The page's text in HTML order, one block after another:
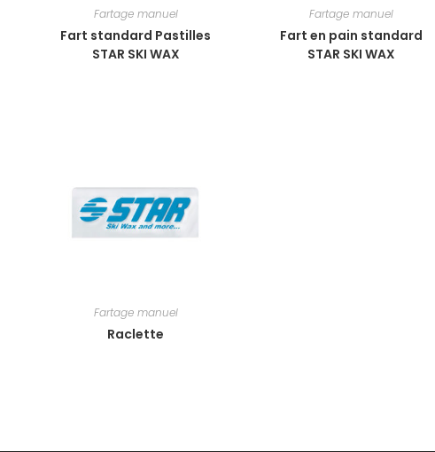
Fartage manuel
Fart standard Pastilles
STAR SKI WAX
Fartage manuel
Fart en pain standard
STAR SKI WAX
Fartage manuel
Raclette